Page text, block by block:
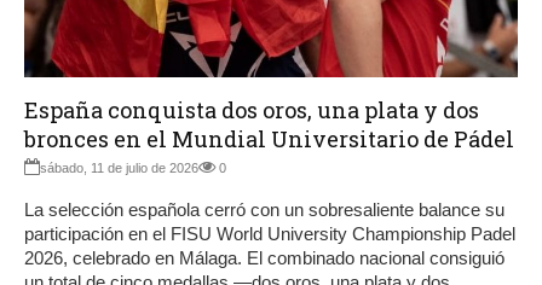
España conquista dos oros, una plata y dos
bronces en el Mundial Universitario de Pádel
sábado, 11 de julio de 2026 0
La selección española cerró con un sobresaliente balance su
participación en el FISU World University Championship Padel
2026, celebrado en Málaga. El combinado nacional consiguió